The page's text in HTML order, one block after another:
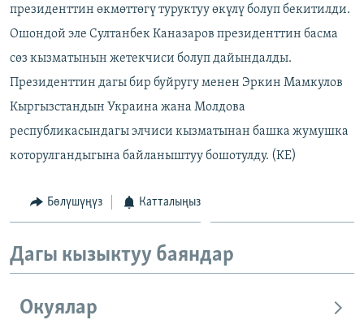
президенттин өкмөттөгү туруктуу өкүлү болуп бекитилди.
Ошондой эле Султанбек Каназаров президенттин басма
сөз кызматынын жетекчиси болуп дайындалды.
Президенттин дагы бир буйругу менен Эркин Мамкулов
Кыргызстандын Украина жана Молдова
республикасындагы элчиси кызматынан башка жумушка
которулгандыгына байланыштуу бошотулду. (КЕ)
Бөлүшүңүз Катталыңыз
Дагы кызыктуу баяндар
Окуялар